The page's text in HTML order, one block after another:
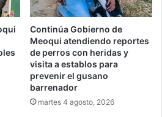
Continúa Gobierno de
Meoqui atendiendo reportes
de perros con heridas y
visita a establos para
prevenir el gusano
barrenador
martes 4 agosto, 2026